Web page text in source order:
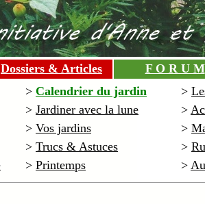
Dossiers & Articles
F O R U M
> Calendrier du jardin >
> Jardiner avec la lune >
> Vos jardins >
> Trucs & Astuces >
> Printemps >